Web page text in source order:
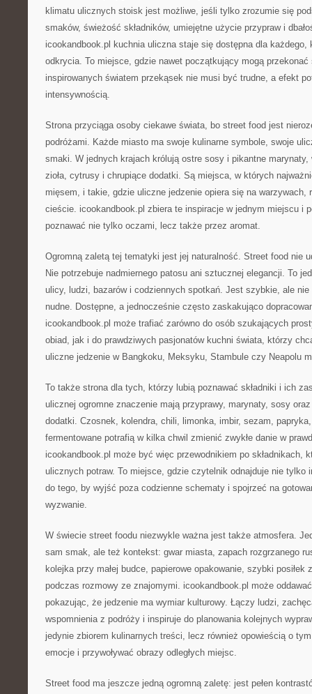
klimatu ulicznych stoisk jest możliwe, jeśli tylko zrozumie się
smaków, świeżość składników, umiejętne użycie przypraw i
icookandbook.pl kuchnia uliczna staje się dostępna dla każdego,
odkrycia. To miejsce, gdzie nawet początkujący mogą
inspirowanych światem przekąsek nie musi być trudne, a efekt
intensywnością.
Strona przyciąga osoby ciekawe świata, bo street food jest
podróżami. Każde miasto ma swoje kulinarne symbole, swoje
smaki. W jednych krajach królują ostre sosy i pikantne marynaty,
zioła, cytrusy i chrupiące dodatki. Są miejsca, w których
mięsem, i takie, gdzie uliczne jedzenie opiera się na warzywach,
cieście. icookandbook.pl zbiera te inspiracje w jednym miejscu i
poznawać nie tylko oczami, lecz także przez aromat.
Ogromną zaletą tej tematyki jest jej naturalność. Street food nie
Nie potrzebuje nadmiernego patosu ani sztucznej elegancji. To
ulicy, ludzi, bazarów i codziennych spotkań. Jest szybkie, ale
nudne. Dostępne, a jednocześnie często zaskakująco
icookandbook.pl może trafiać zarówno do osób szukających
obiad, jak i do prawdziwych pasjonatów kuchni świata, którzy
uliczne jedzenie w Bangkoku, Meksyku, Stambule czy Neapolu
To także strona dla tych, którzy lubią poznawać składniki i ich
ulicznej ogromne znaczenie mają przyprawy, marynaty, sosy
dodatki. Czosnek, kolendra, chili, limonka, imbir, sezam,
fermentowane potrafią w kilka chwil zmienić zwykłe danie w
icookandbook.pl może być więc przewodnikiem po składnikach,
ulicznych potraw. To miejsce, gdzie czytelnik odnajduje nie tylko
do tego, by wyjść poza codzienne schematy i spojrzeć na
wyzwanie.
W świecie street foodu niezwykle ważna jest także atmosfera.
sam smak, ale też kontekst: gwar miasta, zapach rozgrzanego
kolejka przy małej budce, papierowe opakowanie, szybki posiłek
podczas rozmowy ze znajomymi. icookandbook.pl może
pokazując, że jedzenie ma wymiar kulturowy. Łączy ludzi,
wspomnienia z podróży i inspiruje do planowania kolejnych
jedynie zbiorem kulinarnych treści, lecz również opowieścią o
emocje i przywoływać obrazy odległych miejsc.
Street food ma jeszcze jedną ogromną zaletę: jest pełen